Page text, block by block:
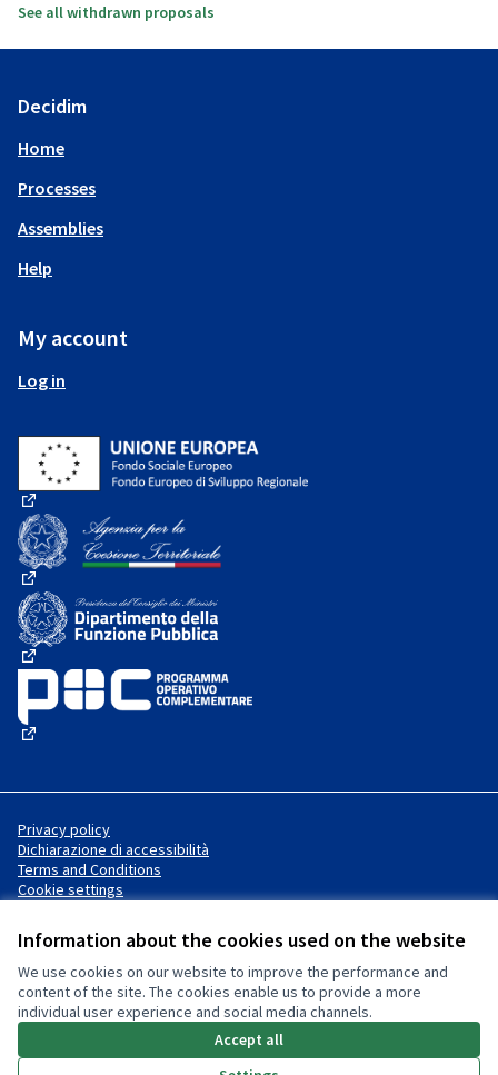
Information about the cookies used on the website
We use cookies on our website to improve the performance and
content of the site. The cookies enable us to provide a more
individual user experience and social media channels.
Accept all
See all withdrawn proposals
Decidim
Home
Processes
Assemblies
Help
My account
Log in
(External link)
(External link)
(External link)
Privacy policy
Dichiarazione di accessibilità
Terms and Conditions
Cookie settings
Creative Commons License
(External link)Website made withfree software
(External link)
.